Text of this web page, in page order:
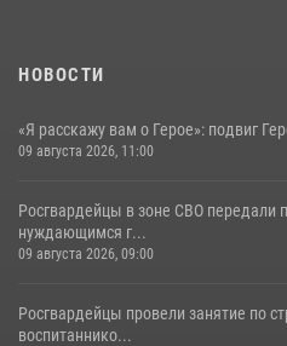
НОВОСТИ
«Я расскажу вам о Герое»: подвиг
09 августа 2026, 11:00
Росгвардейцы в зоне СВО передали
нуждающимся г...
09 августа 2026, 09:00
Росгвардейцы провели занятие по
воспитаннико...